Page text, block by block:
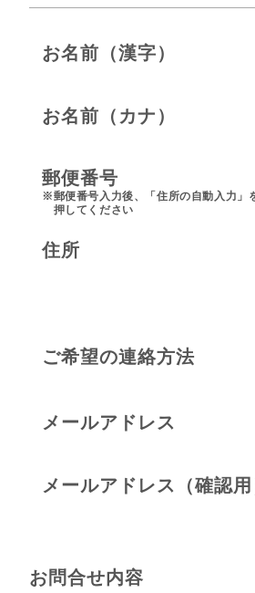
お名前（漢字）
お名前（カナ）
郵便番号
※郵便番号入力後、「住所の自動入力」
押してください
住所
ご希望の連絡方法
メールアドレス
メールアドレス（確認用
お問合せ内容